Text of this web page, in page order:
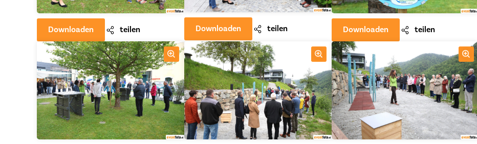
Downloaden teilen Downloaden teilen Downloaden teilen